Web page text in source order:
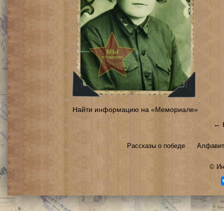
Найти информацию на «Мемориале»
←
Рассказы о победе
©